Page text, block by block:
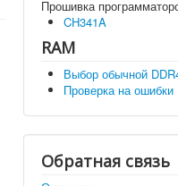
Прошивка
CH341A
RAM
Выбор обычной
Проверка на ошибки
Обратная связь